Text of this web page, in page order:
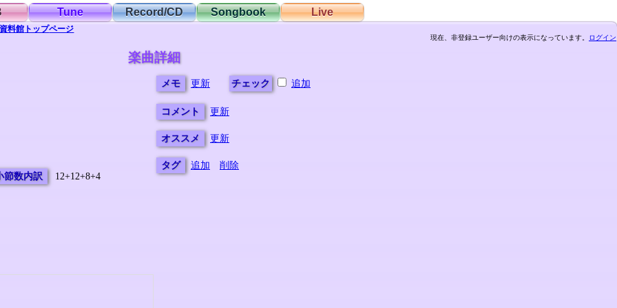
Tune Record/CD Songbook Live
料館 トップページ
現在、非登録ユーザー向けの表示になっています。 ログイン
楽曲詳細
節数内訳 12+12+8+4
メモ 更新 チェック 追加
コメント 更新
オススメ 更新
タグ 追加 削除